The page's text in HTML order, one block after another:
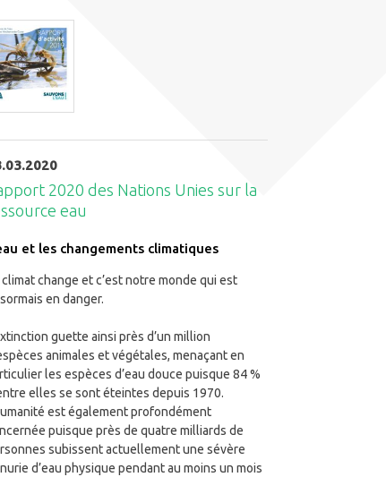
2020 des Nations Unies sur la
eau
et les changements climatiques
climat change et c’est notre monde qui est
en danger.
guette ainsi près d’un million
animales et végétales, menaçant en
les espèces d’eau douce puisque 84 %
elles se sont éteintes depuis 1970.
est également profondément
puisque près de quatre milliards de
subissent actuellement une sévère
d’eau physique pendant au moins un mois